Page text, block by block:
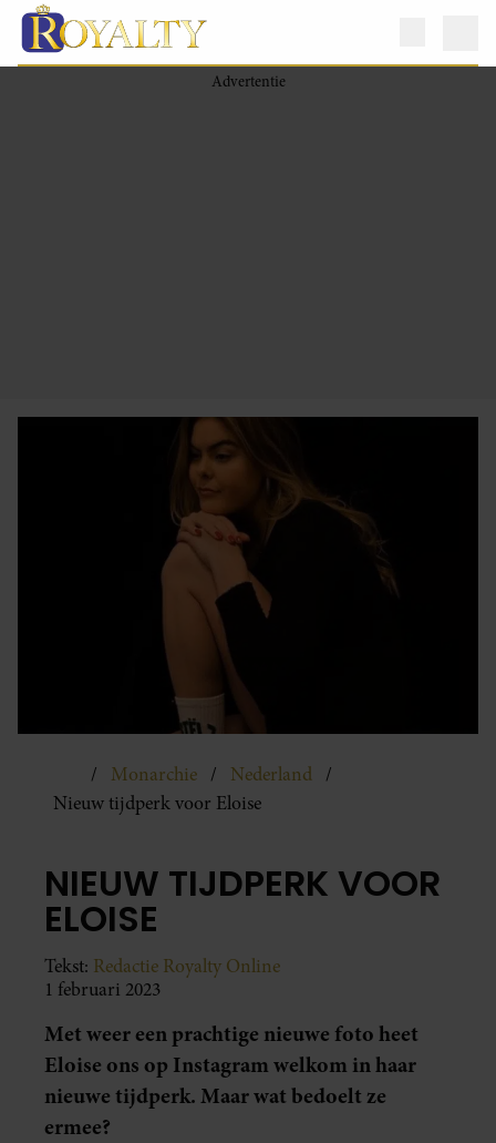
Monarchie
Nederland
Nieuw tijdperk voor Eloise
NIEUW TIJDPERK VOOR
ELOISE
Tekst: Redactie Royalty Online
1 februari 2023
Met weer een prachtige nieuwe foto heet
Eloise ons op Instagram welkom in haar
nieuwe tijdperk. Maar wat bedoelt ze
ermee?